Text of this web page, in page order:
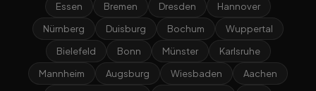
Essen
Bremen Dresden
Hannover
Nürnberg
Duisburg Bochum
Wuppertal
Bielefeld
Bonn Münster
Karlsruhe
Mannheim
Augsburg Wiesbaden
Aachen